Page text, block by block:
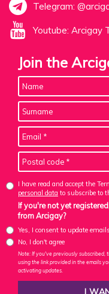
Telegram:
Youtube: Arcigay
Join the
I have read and accept the
personal data to subscribe to
If you're not yet
from Arcigay?
Yes, I consent to update emails
No, I don't agree
Note: If you've previously subscribed,
using the link provided in the emails
activating updates.